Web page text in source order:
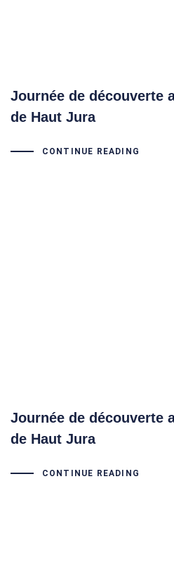
Journée de découverte
de Haut Jura
CONTINUE READING
Journée de découverte
de Haut Jura
CONTINUE READING